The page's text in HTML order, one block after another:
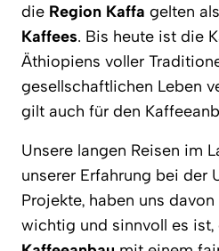
die Region Kaffa gelten als
Kaffees. Bis heute ist die
Äthiopiens voller
gesellschaftlichen Leben
gilt auch für den
Unsere langen Reisen im
unserer Erfahrung bei der
Projekte, haben uns
wichtig und sinnvoll es ist,